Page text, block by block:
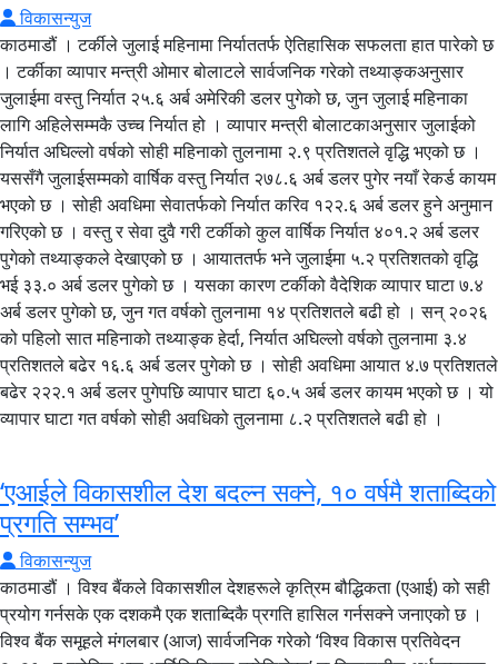
विकासन्युज
काठमाडौं । टर्कीले जुलाई महिनामा निर्याततर्फ ऐतिहासिक सफलता हात पारेको छ
। टर्कीका व्यापार मन्त्री ओमार बोलाटले सार्वजनिक गरेको तथ्याङ्कअनुसार
जुलाईमा वस्तु निर्यात २५.६ अर्ब अमेरिकी डलर पुगेको छ, जुन जुलाई महिनाका
लागि अहिलेसम्मकै उच्च निर्यात हो । व्यापार मन्त्री बोलाटकाअनुसार जुलाईको
निर्यात अघिल्लो वर्षको सोही महिनाको तुलनामा २.९ प्रतिशतले वृद्धि भएको छ ।
यससँगै जुलाईसम्मको वार्षिक वस्तु निर्यात २७८.६ अर्ब डलर पुगेर नयाँ रेकर्ड कायम
भएको छ । सोही अवधिमा सेवातर्फको निर्यात करिव १२२.६ अर्ब डलर हुने अनुमान
गरिएको छ । वस्तु र सेवा दुवै गरी टर्कीको कुल वार्षिक निर्यात ४०१.२ अर्ब डलर
पुगेको तथ्याङ्कले देखाएको छ । आयाततर्फ भने जुलाईमा ५.२ प्रतिशतको वृद्धि
भई ३३.० अर्ब डलर पुगेको छ । यसका कारण टर्कीको वैदेशिक व्यापार घाटा ७.४
अर्ब डलर पुगेको छ, जुन गत वर्षको तुलनामा १४ प्रतिशतले बढी हो । सन् २०२६
को पहिलो सात महिनाको तथ्याङ्क हेर्दा, निर्यात अघिल्लो वर्षको तुलनामा ३.४
प्रतिशतले बढेर १६.६ अर्ब डलर पुगेको छ । सोही अवधिमा आयात ४.७ प्रतिशतले
बढेर २२२.१ अर्ब डलर पुगेपछि व्यापार घाटा ६०.५ अर्ब डलर कायम भएको छ । यो
व्यापार घाटा गत वर्षको सोही अवधिको तुलनामा ८.२ प्रतिशतले बढी हो ।
‘एआईले विकासशील देश बदल्न सक्ने, १० वर्षमै शताब्दिको
प्रगति सम्भव’
विकासन्युज
काठमाडौं । विश्व बैंकले विकासशील देशहरूले कृत्रिम बौद्धिकता (एआई) को सही
प्रयोग गर्नसके एक दशकमै एक शताब्दिकै प्रगति हासिल गर्नसक्ने जनाएको छ ।
विश्व बैंक समूहले मंगलबार (आज) सार्वजनिक गरेको ‘विश्व विकास प्रतिवेदन